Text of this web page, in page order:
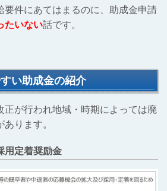
要件にあてはまるのに、助成金申請
たいない話です。
い助成金の紹介
が行われ地域・時期によっては廃
ります。
用定着奨励金